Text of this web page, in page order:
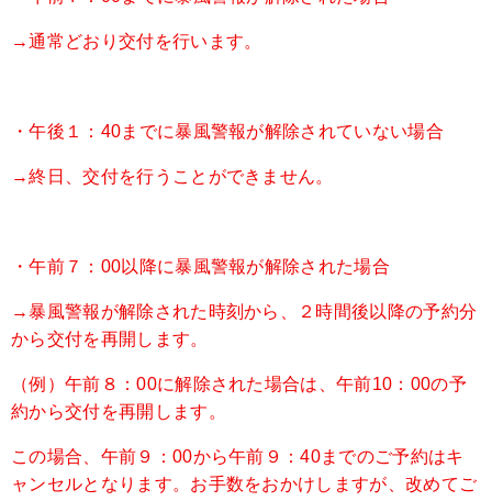
→通常どおり交付を行います。
・午後１：40までに暴風警報が解除されていない場合
→終日、交付を行うことができません。
・午前７：00以降に暴風警報が解除された場合
→暴風警報が解除された時刻から、２時間後以降の予約分
から交付を再開します。
（例）午前８：00に解除された場合は、午前10：00の予
約から交付を再開します。
この場合、午前９：00から午前９：40までのご予約はキ
ャンセルとなります。お手数をおかけしますが、改めてご